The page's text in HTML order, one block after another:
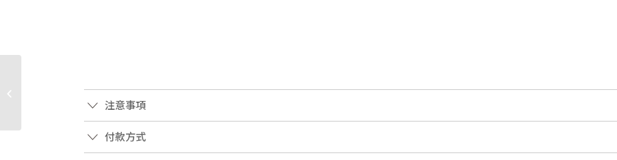
注意事項
付款方式
粒紋牛皮ICON對開直立
式卡夾2ESCH138CDI